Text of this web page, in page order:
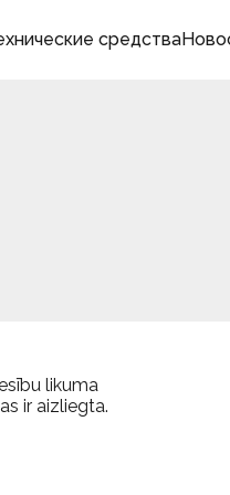
средства
likuma
ir aizliegta.